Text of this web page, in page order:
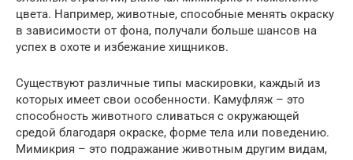
цвета. Например, животные, способные менять окраску
в зависимости от фона, получали больше шансов на
успех в охоте и избежание хищников.
Существуют различные типы маскировки, каждый из
которых имеет свои особенности. Камуфляж – это
способность животного сливаться с окружающей
средой благодаря окраске, форме тела или поведению.
Мимикрия – это подражание животным другим видам,